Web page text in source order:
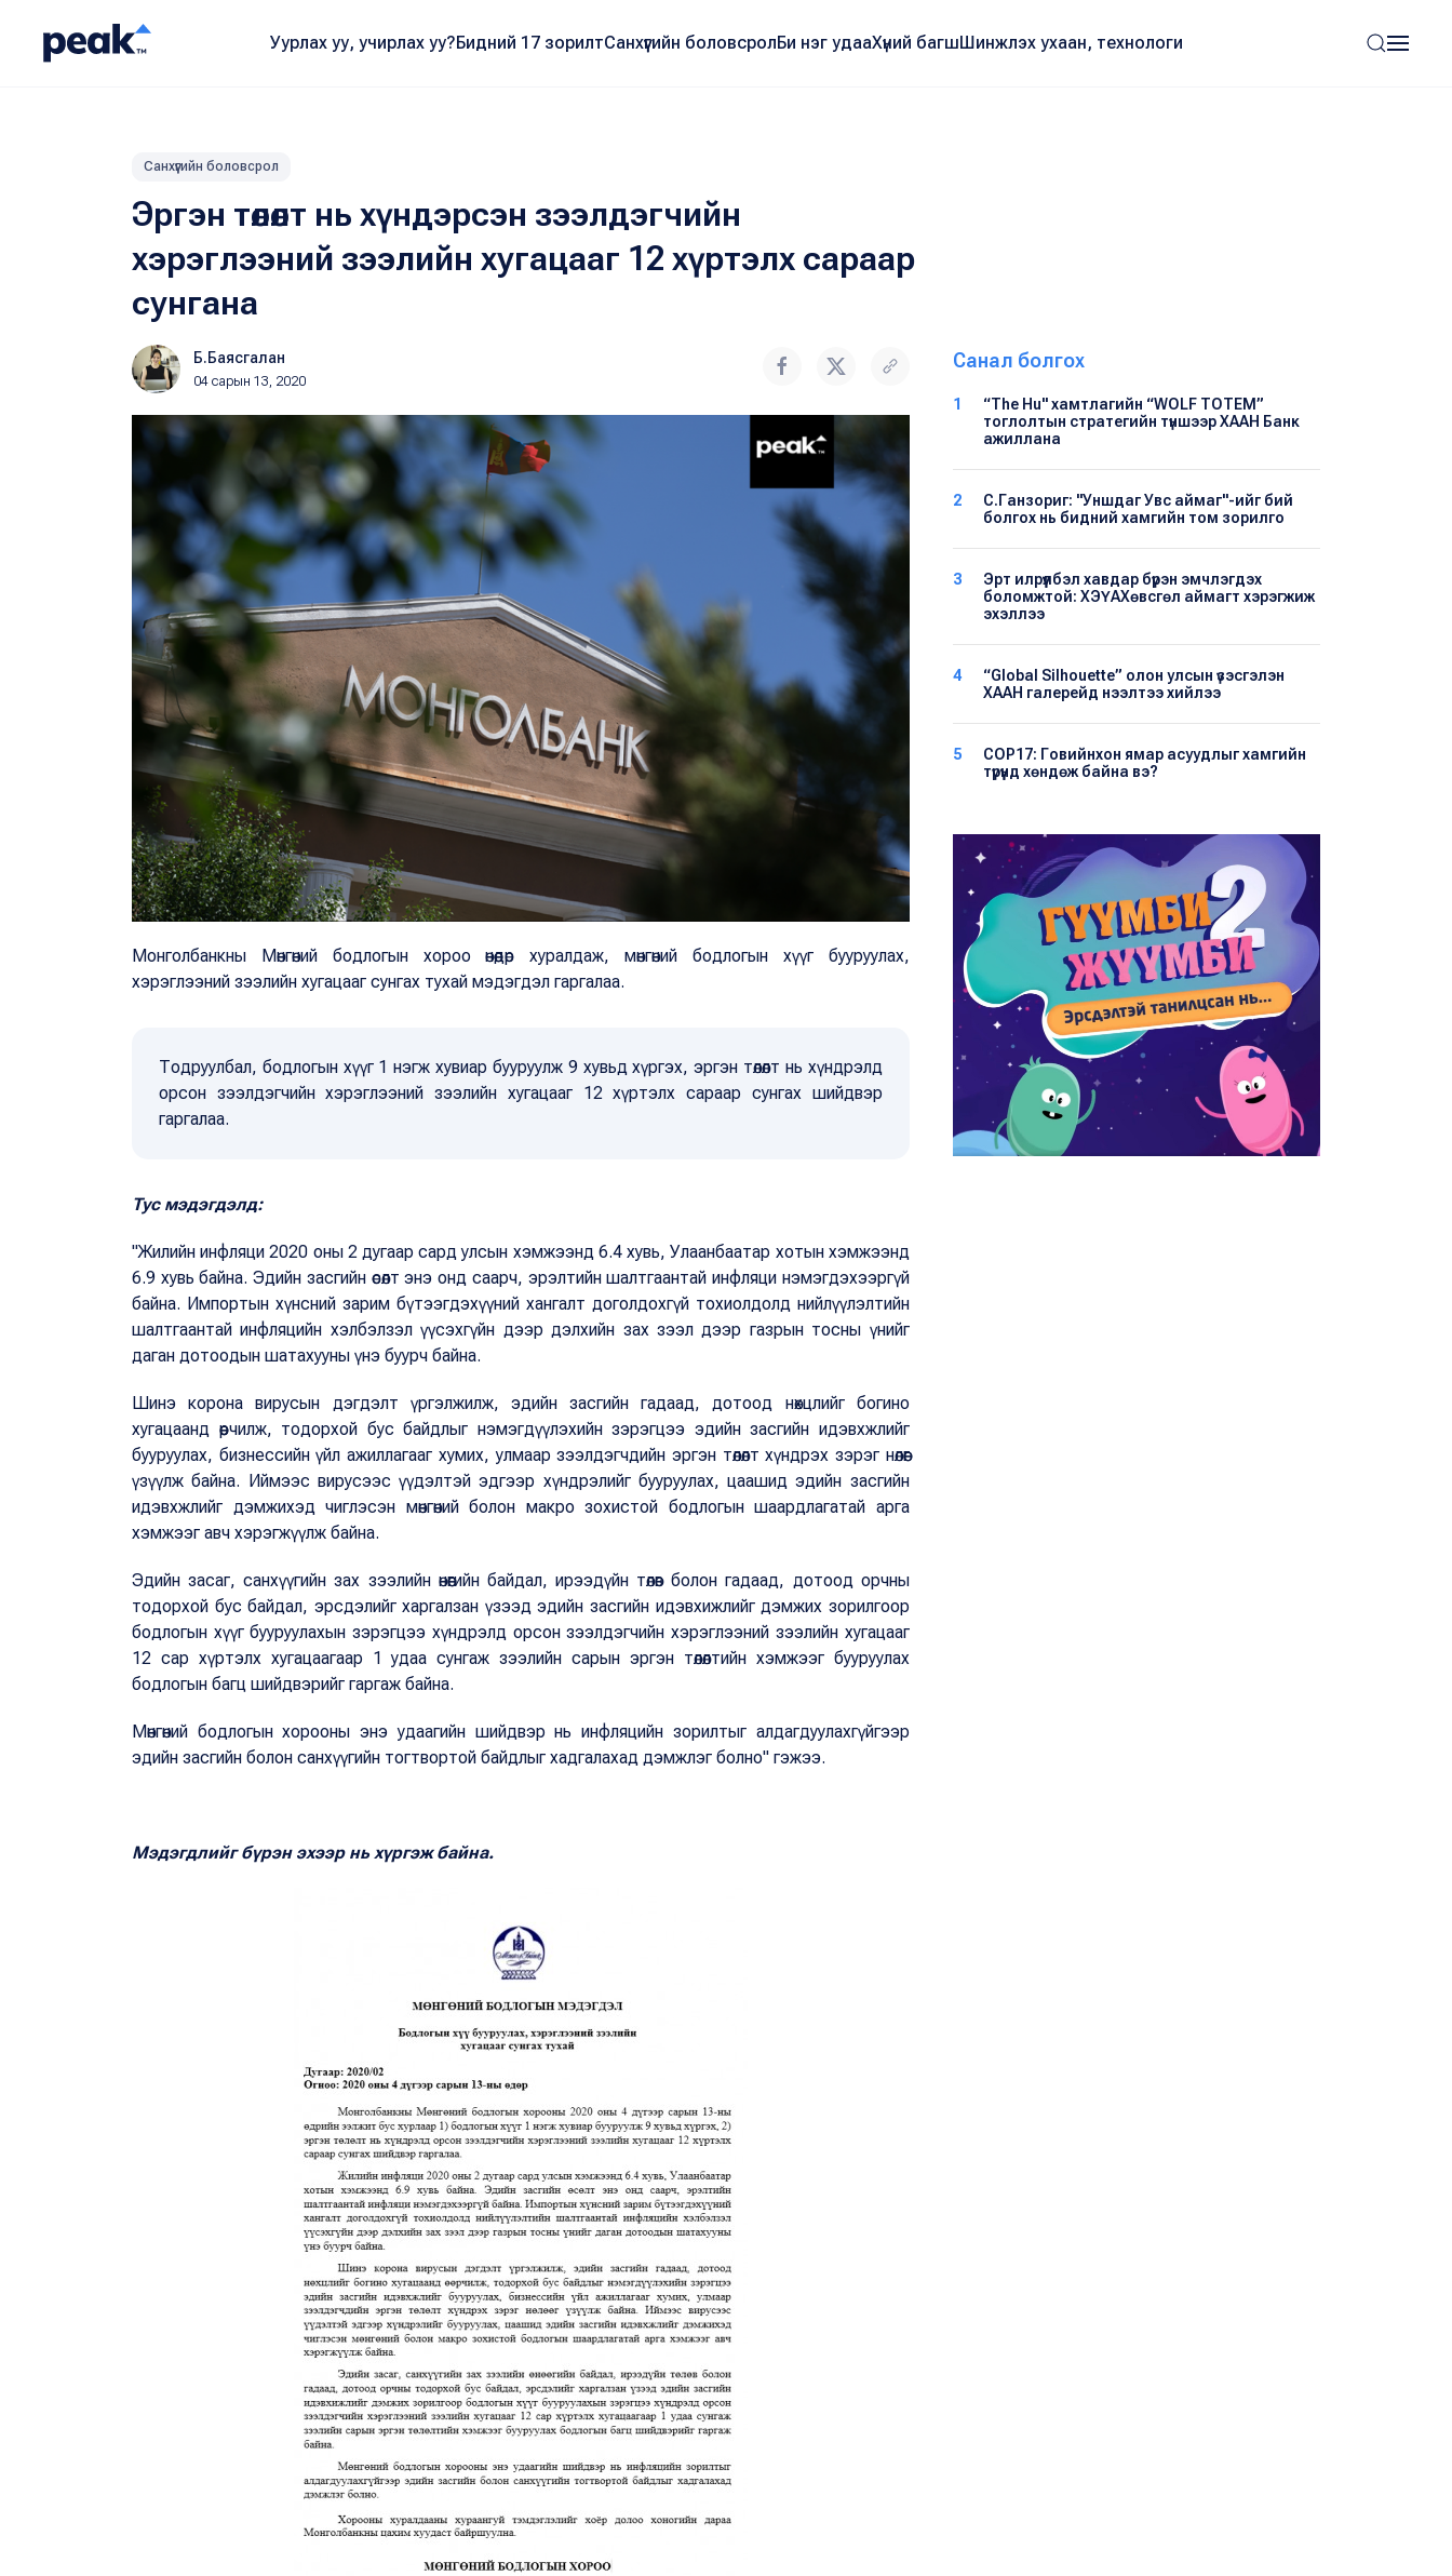
Уурлах уу, учирлах уу?Бидний 17 зорилтСанхүүгийн боловсролБи нэг удааХүний багшШинжлэх ухаан, технологи
Санхүүгийн боловсрол
Эргэн төлөлт нь хүндэрсэн зээлдэгчийн
хэрэглээний зээлийн хугацааг 12 хүртэлх сараар
сунгана
Б.Баясгалан
04 сарын 13, 2020
Монголбанкны Мөнгөний бодлогын хороо өнөөдөр хуралдаж, мөнгөний бодлогын хүүг бууруулах,
хэрэглээний зээлийн хугацааг сунгах тухай мэдэгдэл гаргалаа.
Тодруулбал, бодлогын хүүг 1 нэгж хувиар бууруулж 9 хувьд хүргэх, эргэн төлөлт нь хүндрэлд
орсон зээлдэгчийн хэрэглээний зээлийн хугацааг 12 хүртэлх сараар сунгах шийдвэр
гаргалаа.
Тус мэдэгдэлд:
"Жилийн инфляци 2020 оны 2 дугаар сард улсын хэмжээнд 6.4 хувь, Улаанбаатар хотын хэмжээнд
6.9 хувь байна. Эдийн засгийн өсөлт энэ онд саарч, эрэлтийн шалтгаантай инфляци нэмэгдэхээргүй
байна. Импортын хүнсний зарим бүтээгдэхүүний хангалт доголдохгүй тохиолдолд нийлүүлэлтийн
шалтгаантай инфляцийн хэлбэлзэл үүсэхгүйн дээр дэлхийн зах зээл дээр газрын тосны үнийг
даган дотоодын шатахууны үнэ буурч байна.
Шинэ корона вирусын дэгдэлт үргэлжилж, эдийн засгийн гадаад, дотоод нөхцлийг богино
хугацаанд өөрчилж, тодорхой бус байдлыг нэмэгдүүлэхийн зэрэгцээ эдийн засгийн идэвхжлийг
бууруулах, бизнессийн үйл ажиллагааг хумих, улмаар зээлдэгчдийн эргэн төлөлт хүндрэх зэрэг нөлөөг
үзүүлж байна. Иймээс вирусээс үүдэлтэй эдгээр хүндрэлийг бууруулах, цаашид эдийн засгийн
идэвхжлийг дэмжихэд чиглэсэн мөнгөний болон макро зохистой бодлогын шаардлагатай арга
хэмжээг авч хэрэгжүүлж байна.
Эдийн засаг, санхүүгийн зах зээлийн өнөөгийн байдал, ирээдүйн төлөв болон гадаад, дотоод орчны
тодорхой бус байдал, эрсдэлийг харгалзан үзээд эдийн засгийн идэвхижлийг дэмжих зорилгоор
бодлогын хүүг бууруулахын зэрэгцээ хүндрэлд орсон зээлдэгчийн хэрэглээний зээлийн хугацааг
12 сар хүртэлх хугацаагаар 1 удаа сунгаж зээлийн сарын эргэн төлөлтийн хэмжээг бууруулах
бодлогын багц шийдвэрийг гаргаж байна.
Мөнгөний бодлогын хорооны энэ удаагийн шийдвэр нь инфляцийн зорилтыг алдагдуулахгүйгээр
эдийн засгийн болон санхүүгийн тогтвортой байдлыг хадгалахад дэмжлэг болно" гэжээ.
Мэдэгдлийг бүрэн эхээр нь хүргэж байна.
Санал болгох
1
“The Hu" хамтлагийн “WOLF TOTEM”
тоглолтын стратегийн түншээр ХААН Банк
ажиллана
2
С.Ганзориг: "Уншдаг Увс аймаг"-ийг бий
болгох нь бидний хамгийн том зорилго
3
Эрт илрүүлбэл хавдар бүрэн эмчлэгдэх
боломжтой: ХЭҮА​Хөвсгөл аймагт хэрэгжиж
эхэллээ
4
“Global Silhouette” олон улсын үзэсгэлэн
ХААН галерейд нээлтээ хийлээ
5
COP17: Говийнхон ямар асуудлыг хамгийн
түрүүнд хөндөж байна вэ?